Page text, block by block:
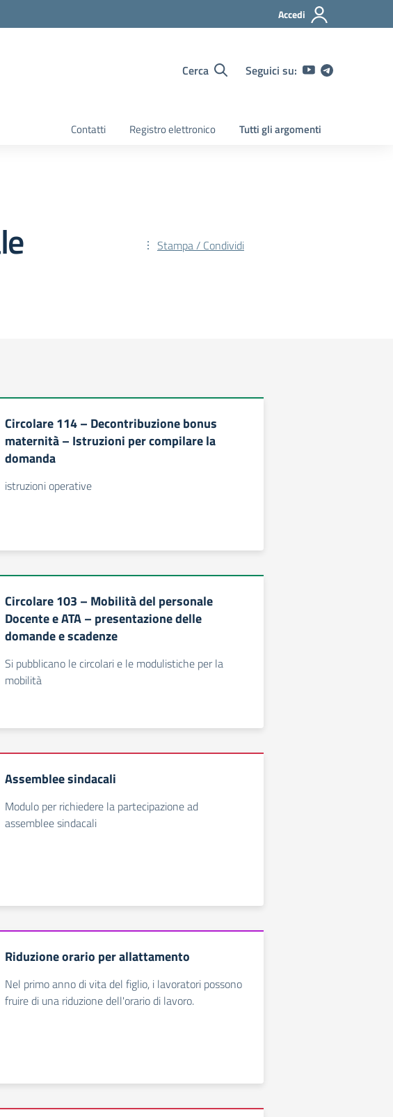
Accedi
Cerca Seguici su:
Contatti Registro elettronico Tutti gli argomenti
Stampa / Condividi
Circolare 114 – Decontribuzione bonus
maternità – Istruzioni per compilare la
domanda
istruzioni operative
Circolare 103 – Mobilità del personale
Docente e ATA – presentazione delle
domande e scadenze
Si pubblicano le circolari e le modulistiche per la
mobilità
Assemblee sindacali
Modulo per richiedere la partecipazione ad
assemblee sindacali
Riduzione orario per allattamento
Nel primo anno di vita del figlio, i lavoratori possono
fruire di una riduzione dell'orario di lavoro.